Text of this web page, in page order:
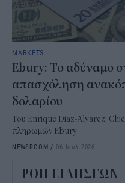
MARKETS
Ebury : Το αδύναμο
απασχόληση
δολαρίου
Του Enrique Diaz-Alvarez,
πληρωμών Ebury
NEWSROOM / 06 Ιουλ 2026
ΡΟΗ ΕΙΔΗΣΕΩΝ